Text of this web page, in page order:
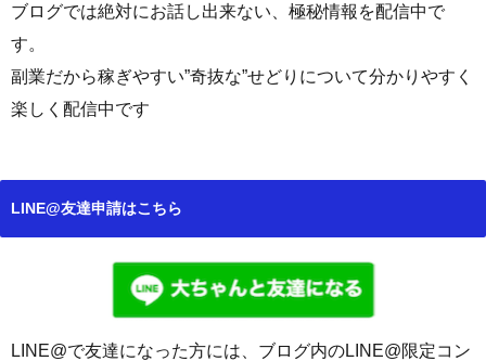
ブログでは絶対にお話し出来ない、極秘情報を配信中で
す。
副業だから稼ぎやすい”奇抜な”せどりについて分かりやすく
楽しく配信中です
LINE@友達申請はこちら
LINE@で友達になった方には、ブログ内のLINE@限定コン